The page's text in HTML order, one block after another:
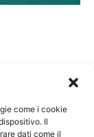
come i cookie
Il
dati come il
Biologi: